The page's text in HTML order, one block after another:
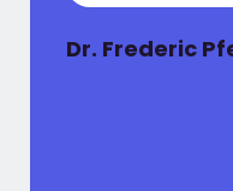
Dr. Frederic